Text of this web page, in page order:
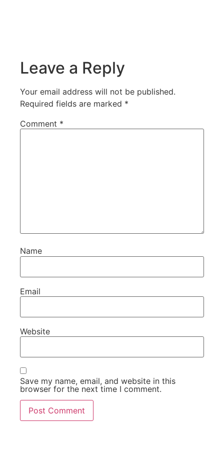
Leave a Reply
Your email address will not be published.
Required fields are marked *
Comment *
Name
Email
Website
Save my name, email, and website in this
browser for the next time I comment.